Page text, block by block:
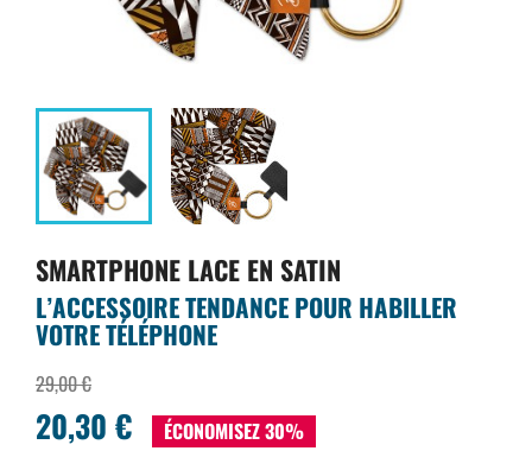
SMARTPHONE LACE EN SATIN
L’ACCESSOIRE TENDANCE POUR HABILLER
VOTRE TÉLÉPHONE
29,00 €
20,30 € ÉCONOMISEZ 30%